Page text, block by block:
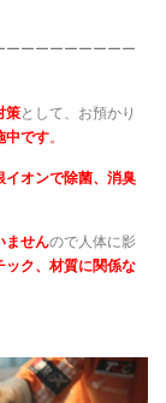
ーーーーーーーー
策として、お預かり
中です。
オンで除菌、消臭
ませんので人体に影
ク、材質に関係な